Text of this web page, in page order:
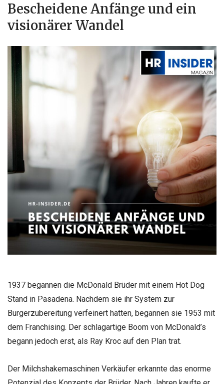
Bescheidene Anfänge und ein
visionärer Wandel
1937 begannen die McDonald Brüder mit einem Hot Dog
Stand in Pasadena. Nachdem sie ihr System zur
Burgerzubereitung verfeinert hatten, begannen sie 1953 mit
dem Franchising. Der schlagartige Boom von McDonald’s
begann jedoch erst, als Ray Kroc auf den Plan trat.
Der Milchshakemaschinen Verkäufer erkannte das enorme